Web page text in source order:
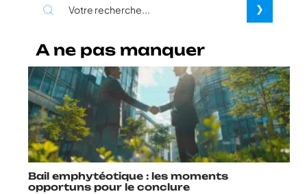
A ne pas manquer
Bail emphytéotique : les moments
opportuns pour le conclure